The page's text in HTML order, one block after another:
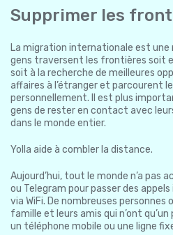
Supprimer les
La migration internationale est une
gens traversent les frontières soit
soit à la recherche de meilleures
affaires à l’étranger et parcourent
personnellement. Il est plus
gens de rester en contact avec
dans le monde entier.
Yolla aide à combler la distance.
Aujourd’hui, tout le monde n’a pas
ou Telegram pour passer des
via WiFi. De nombreuses personnes
famille et leurs amis qui n’ont qu’un
un téléphone mobile ou une ligne